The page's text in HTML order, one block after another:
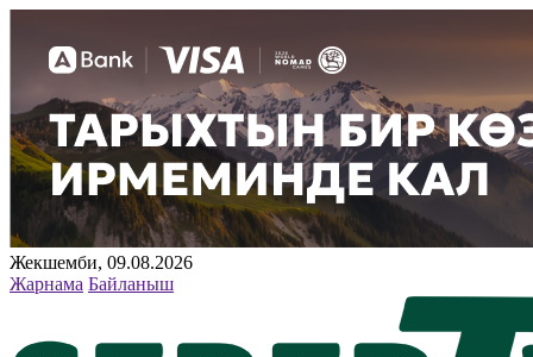
Жекшемби, 09.08.2026
Жарнама Байланыш